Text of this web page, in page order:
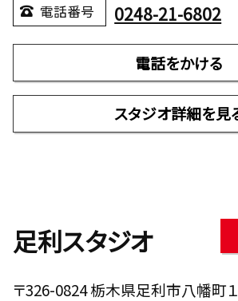
電話番号 0248-21-6802
電話をかける
スタジオ詳細を見
足利スタジオ
〒326-0824 栃木県足利市八幡町１